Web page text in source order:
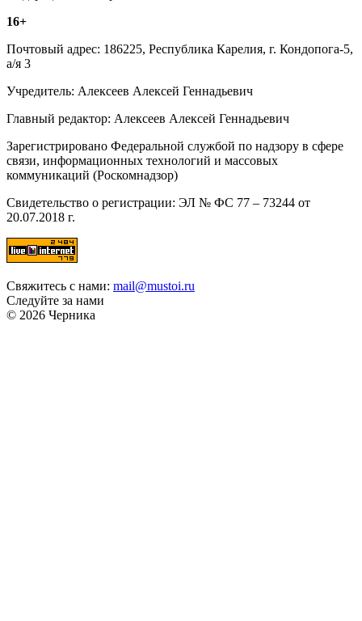
16+
Почтовый адрес: 186225, Республика Карелия, г. Кондопога-5,
а/я 3
Учредитель: Алексеев Алексей Геннадьевич
Главный редактор: Алексеев Алексей Геннадьевич
Зарегистрировано Федеральной службой по надзору в сфере
связи, информационных технологий и массовых
коммуникаций (Роскомнадзор)
Свидетельство о регистрации: ЭЛ № ФС 77 – 73244 от
20.07.2018 г.
Свяжитесь с нами: mail@mustoi.ru
Следуйте за нами
© 2026 Черника